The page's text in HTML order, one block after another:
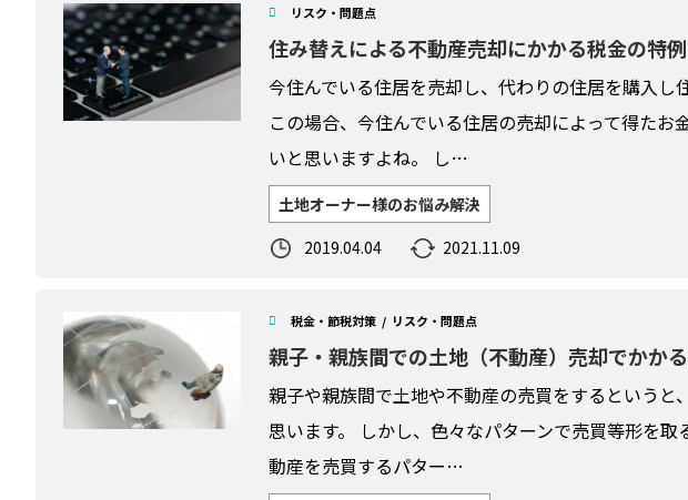
リスク・問題点
住み替えによる不動産売却にかかる税金の特
今住んでいる住居を売却し、代わりの住居を購入し
この場合、今住んでいる住居の売却によって得た
いと思いますよね。 し…
土地オーナー様のお悩み解決
2019.04.04
2021.11.09
税金・節税対策 リスク・問題点
親子・親族間での土地（不動産）売却でかか
親子や親族間で土地や不動産の売買をするというと
思います。 しかし、色々なパターンで売買等形を
動産を売買するパター…